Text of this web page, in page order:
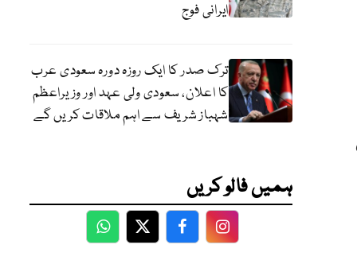
ایرانی فوج
ترک صدر کا ایک روزہ دورہ سعودی عرب
کا اعلان، سعودی ولی عہد اور وزیراعظم
شہباز شریف سے اہم ملاقات کریں گے
ہمیں فالو کریں
WhatsApp
TwitterFacebookFacebook